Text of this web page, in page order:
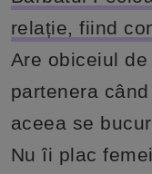
relație, fiind
Are obiceiul
partenera
aceea se
Nu îi plac